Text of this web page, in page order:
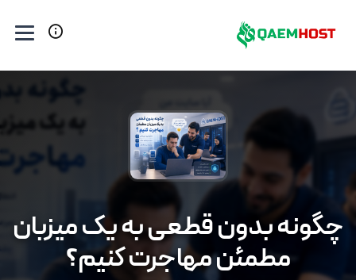
چگونه بدون قطعی به یک میزبان
مطمئن مهاجرت کنیم؟